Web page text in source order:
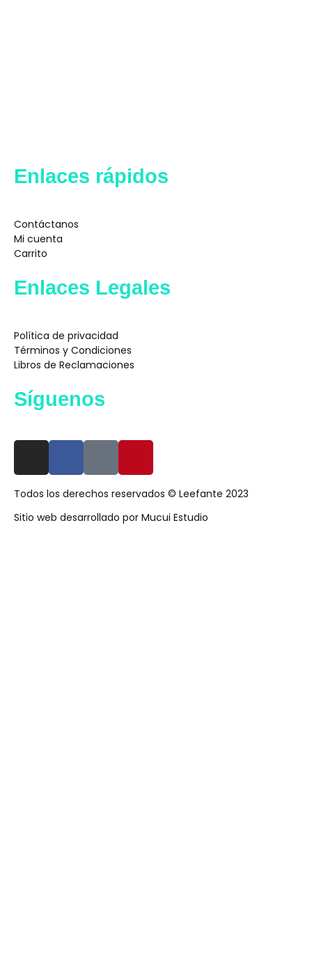
Enlaces rápidos
Contáctanos
Mi cuenta
Carrito
Enlaces Legales
Política de privacidad
Términos y Condiciones
Libros de Reclamaciones
Síguenos
I
s
t
a
F
c
e
b
T
k
t
o
P
n
t
e
Todos los derechos reservados © Leefante 2023
Sitio web desarrollado por Mucui Estudio